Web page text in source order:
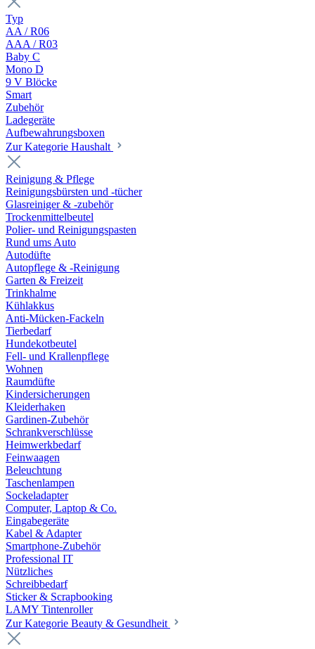
Typ
AA / R06
AAA / R03
Baby C
Mono D
9 V Blöcke
Smart
Zubehör
Ladegeräte
Aufbewahrungsboxen
Zur Kategorie Haushalt
Reinigung & Pflege
Reinigungsbürsten und -tücher
Glasreiniger & -zubehör
Trockenmittelbeutel
Polier- und Reinigungspasten
Rund ums Auto
Autodüfte
Autopflege & -Reinigung
Garten & Freizeit
Trinkhalme
Kühlakkus
Anti-Mücken-Fackeln
Tierbedarf
Hundekotbeutel
Fell- und Krallenpflege
Wohnen
Raumdüfte
Kindersicherungen
Kleiderhaken
Gardinen-Zubehör
Schrankverschlüsse
Heimwerkbedarf
Feinwaagen
Beleuchtung
Taschenlampen
Sockeladapter
Computer, Laptop & Co.
Eingabegeräte
Kabel & Adapter
Smartphone-Zubehör
Professional IT
Nützliches
Schreibbedarf
Sticker & Scrapbooking
LAMY Tintenroller
Zur Kategorie Beauty & Gesundheit